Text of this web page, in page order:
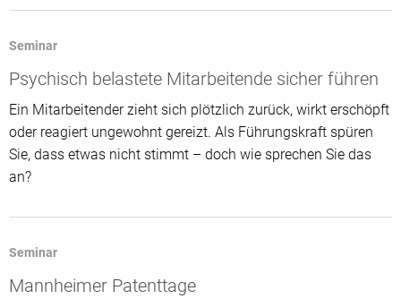
Seminar
Psychisch belastete Mitarbeitende sicher führen
Ein Mitarbeitender zieht sich plötzlich zurück, wirkt erschöpft
oder reagiert ungewohnt gereizt. Als Führungskraft spüren
Sie, dass etwas nicht stimmt – doch wie sprechen Sie das
an?
Seminar
Mannheimer Patenttage